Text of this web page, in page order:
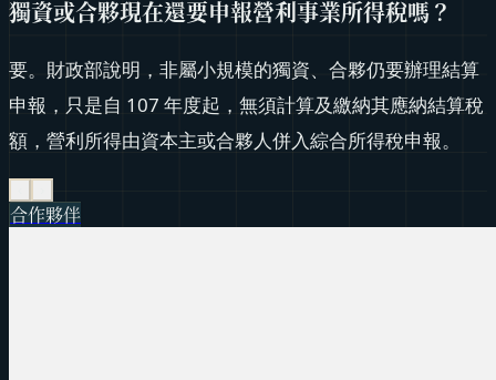
獨資或合夥現在還要申報營利事業所得稅嗎？
要。財政部說明，非屬小規模的獨資、合夥仍要辦理結算
申報，只是自 107 年度起，無須計算及繳納其應納結算稅
額，營利所得由資本主或合夥人併入綜合所得稅申報。
合作夥伴